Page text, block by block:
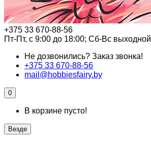
+375 33 670-88-56
Пт-Пт, с 9:00 до 18:00; Сб-Вс выходной
Не дозвонились? Заказ звонка!
+375 33 670-88-56
mail@hobbiesfairy.by
0
В корзине пусто!
Везде